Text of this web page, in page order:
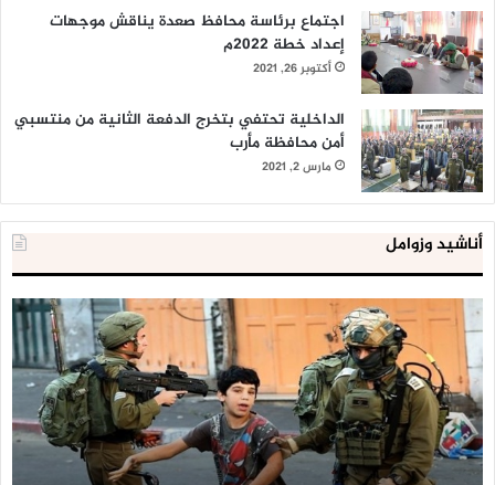
اجتماع برئاسة محافظ صعدة يناقش موجهات
إعداد خطة 2022م
أكتوبر 26, 2021
الداخلية تحتفي بتخرج الدفعة الثانية من منتسبي
أمن محافظة مأرب
مارس 2, 2021
أناشيد وزوامل
العدو
الإسرائيلي
اعتقل
543
طفلا
فلسطينيا
خلال
2020